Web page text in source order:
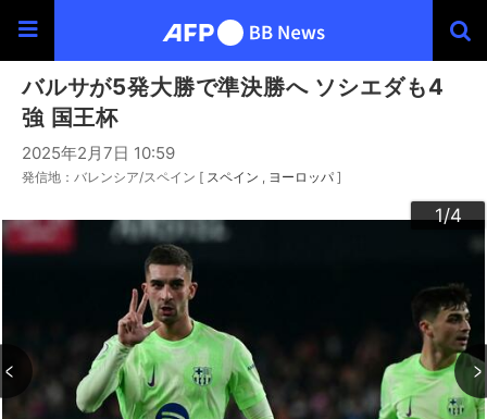
バルサが5発大勝で準決勝へ ソシエダも4
強 国王杯
2025年2月7日 10:59
発信地：バレンシア/スペイン [ スペイン ヨーロッパ ]
1/4
2/4
3/4
4/4